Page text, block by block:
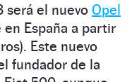
será el nuevo Opel
España a partir
Este nuevo
fundador de la